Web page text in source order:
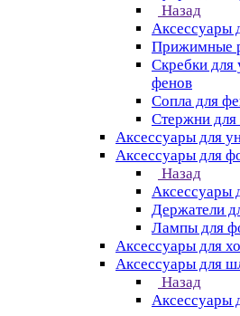
Назад
Аксессуары
Прижимные
Скребки для
фенов
Сопла для
Стержни для
Аксессуары для
Аксессуары для
Назад
Аксессуары
Держатели
Лампы для
Аксессуары для
Аксессуары для
Назад
Аксессуары